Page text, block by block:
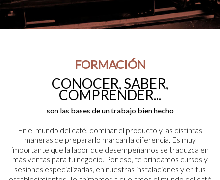
FORMACIÓN
CONOCER, SABER,
COMPRENDER...
son las bases de un trabajo bien hecho
En el mundo del café, dominar el producto y las distintas
maneras de prepararlo marcan la diferencia. Es muy
importante que la labor que desempeñamos se traduzca en
más ventas para tu negocio. Por eso, te brindamos cursos y
sesiones especializadas, en nuestras instalaciones y en tus